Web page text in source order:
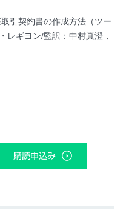
引契約書の作成方法（ツー
レギヨン/監訳：中村真澄，
購読申込み